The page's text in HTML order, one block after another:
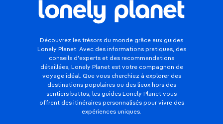
Découvrez les trésors du monde grâce aux guides
Lonely Planet. Avec des informations pratiques, des
conseils d'experts et des recommandations
détaillées, Lonely Planet est votre compagnon de
voyage idéal. Que vous cherchiez à explorer des
destinations populaires ou des lieux hors des
sentiers battus, les guides Lonely Planet vous
offrent des itinéraires personnalisés pour vivre des
expériences uniques.